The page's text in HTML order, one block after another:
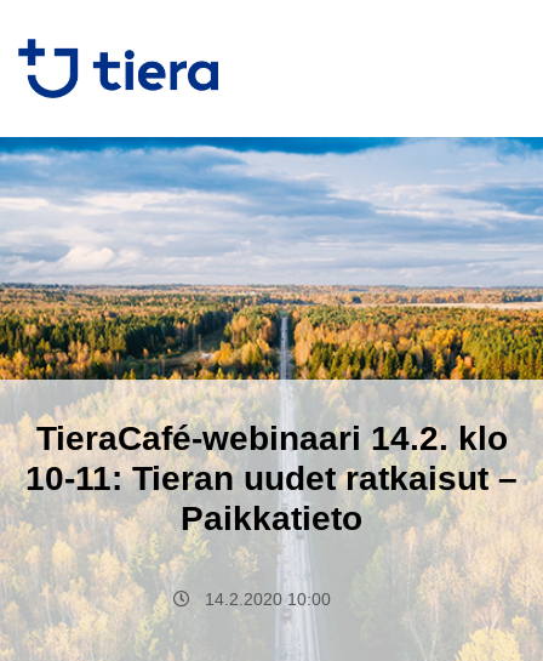
TieraCafé-webinaari 14.2. klo
10-11: Tieran uudet ratkaisut –
Paikkatieto
14.2.2020 10:00